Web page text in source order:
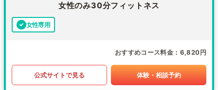
女性のみ30分フィットネス
女性専用
おすすめコース料金 6,820円
公式サイトで見る 体験・相談予約